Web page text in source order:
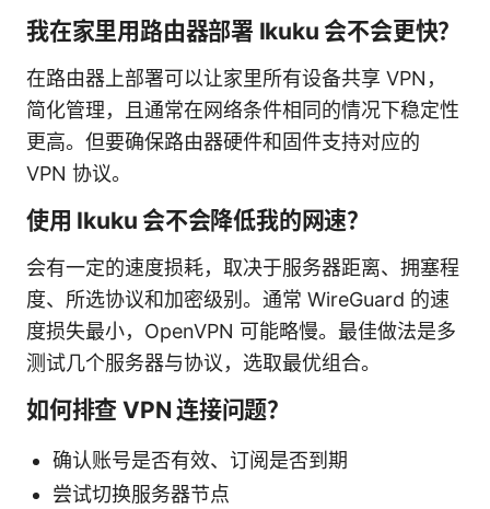
我在家里用路由器部署 Ikuku 会不会更快？
在路由器上部署可以让家里所有设备共享 VPN，
简化管理，且通常在网络条件相同的情况下稳定性
更高。但要确保路由器硬件和固件支持对应的
VPN 协议。
使用 Ikuku 会不会降低我的网速？
会有一定的速度损耗，取决于服务器距离、拥塞程
度、所选协议和加密级别。通常 WireGuard 的速
度损失最小，OpenVPN 可能略慢。最佳做法是多
测试几个服务器与协议，选取最优组合。
如何排查 VPN 连接问题？
确认账号是否有效、订阅是否到期
尝试切换服务器节点